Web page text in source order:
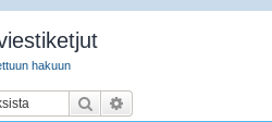
hakuun
Etsi